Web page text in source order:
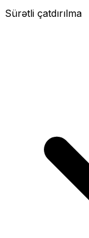
Sürətli çatdırılma